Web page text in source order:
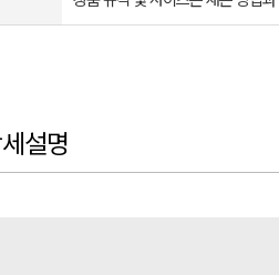
설명